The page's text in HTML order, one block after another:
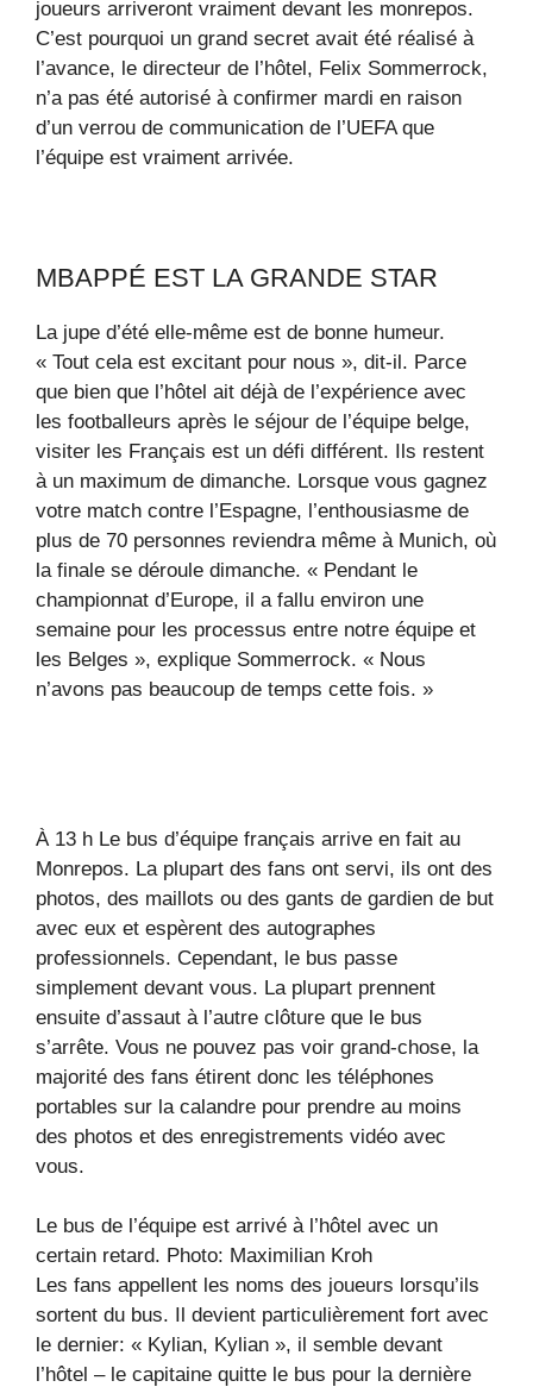
joueurs arriveront vraiment devant les monrepos.
C’est pourquoi un grand secret avait été réalisé à
l’avance, le directeur de l’hôtel, Felix Sommerrock,
n’a pas été autorisé à confirmer mardi en raison
d’un verrou de communication de l’UEFA que
l’équipe est vraiment arrivée.
MBAPPÉ EST LA GRANDE STAR
La jupe d’été elle-même est de bonne humeur.
« Tout cela est excitant pour nous », dit-il. Parce
que bien que l’hôtel ait déjà de l’expérience avec
les footballeurs après le séjour de l’équipe belge,
visiter les Français est un défi différent. Ils restent
à un maximum de dimanche. Lorsque vous gagnez
votre match contre l’Espagne, l’enthousiasme de
plus de 70 personnes reviendra même à Munich, où
la finale se déroule dimanche. « Pendant le
championnat d’Europe, il a fallu environ une
semaine pour les processus entre notre équipe et
les Belges », explique Sommerrock. « Nous
n’avons pas beaucoup de temps cette fois. »
À 13 h Le bus d’équipe français arrive en fait au
Monrepos. La plupart des fans ont servi, ils ont des
photos, des maillots ou des gants de gardien de but
avec eux et espèrent des autographes
professionnels. Cependant, le bus passe
simplement devant vous. La plupart prennent
ensuite d’assaut à l’autre clôture que le bus
s’arrête. Vous ne pouvez pas voir grand-chose, la
majorité des fans étirent donc les téléphones
portables sur la calandre pour prendre au moins
des photos et des enregistrements vidéo avec
vous.
Le bus de l’équipe est arrivé à l’hôtel avec un
certain retard. Photo: Maximilian Kroh
Les fans appellent les noms des joueurs lorsqu’ils
sortent du bus. Il devient particulièrement fort avec
le dernier: « Kylian, Kylian », il semble devant
l’hôtel – le capitaine quitte le bus pour la dernière